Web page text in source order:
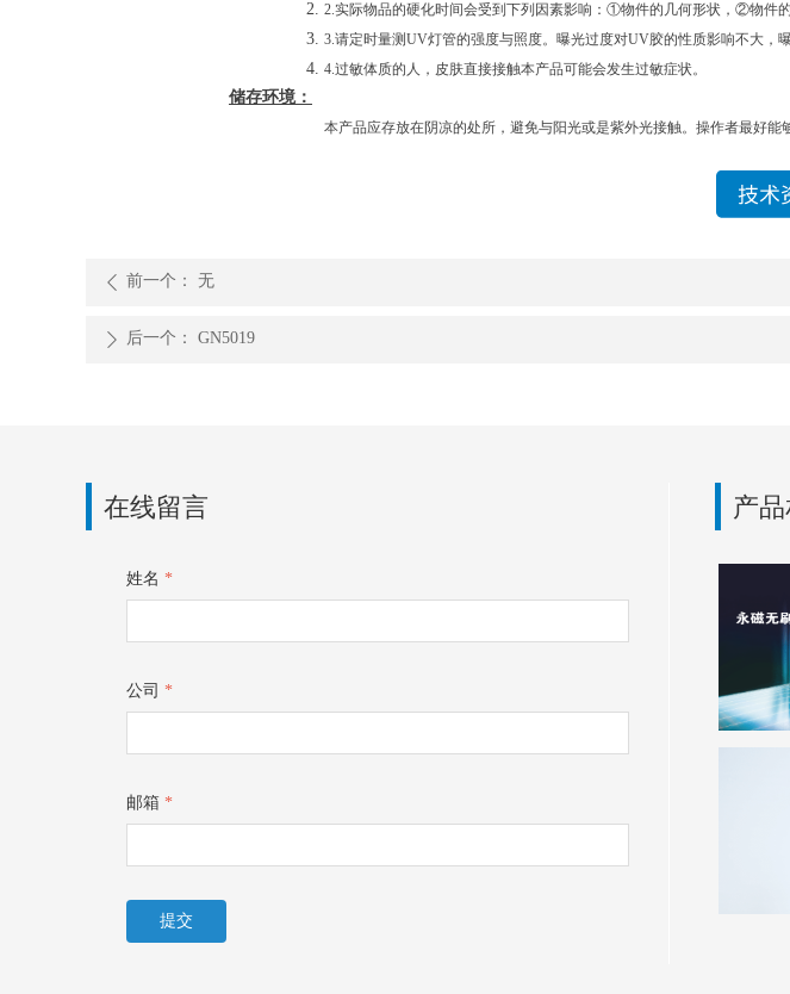
在线留言
姓名 *
公司 *
邮箱 *
提交
产
2.实际物品的硬化时间会受到下列因素影响： ①物件的几何形状， ②物件
3.请定时量测UV灯管的强度与照度。曝光过度对UV胶的性质影响不大，
4.过敏体质的人，皮肤直接接触本产品可能会发生过敏症状。
储存环境：
本产品应存放在阴凉的处所，避免与阳光或是紫外光接触。操作者最好
ꄴ 前一个： 无
ꄲ 后一个： GN5019